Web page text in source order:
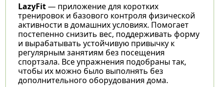
LazyFit— приложение для коротких
тренировок и базового контроля физической
активности в домашних условиях. Помогает
постепенно снизить вес, поддерживать форму
и вырабатывать устойчивую привычку к
регулярным занятиям без посещения
спортзала. Все упражнения подобраны так,
чтобы их можно было выполнять без
дополнительного оборудования дома.